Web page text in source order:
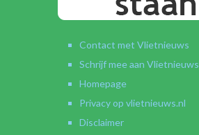
Contact met Vlietnieuws
Schrijf mee aan Vlietnieuws
Homepage
Privacy op vlietnieuws.nl
Disclaimer